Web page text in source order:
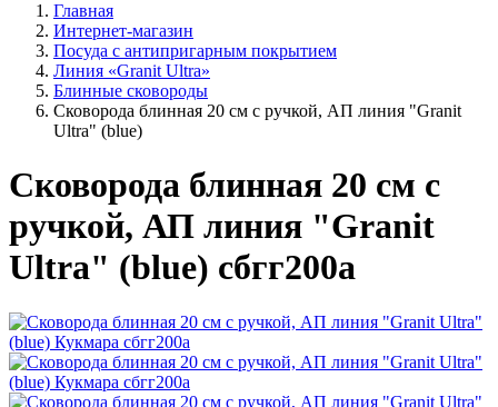
Главная
Интернет-магазин
Посуда с антипригарным покрытием
Линия «Granit Ultra»
Блинные сковороды
Сковорода блинная 20 см с ручкой, АП линия "Granit
Ultra" (blue)
Сковорода блинная 20 см с
ручкой, АП линия "Granit
Ultra" (blue) сбгг200а